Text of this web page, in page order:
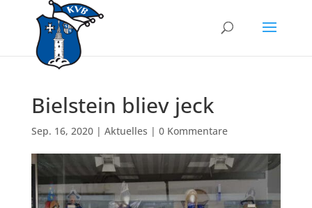
Bielstein bliev jeck
Sep. 16, 2020| Aktuelles | 0 Kommentare